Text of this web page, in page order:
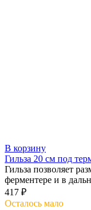
В корзину
Гильза 20 см под
Гильза позволяет
ферментере и в
417 ₽
Осталось мало